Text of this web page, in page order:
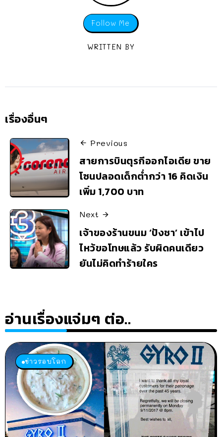
Follow Me
WRITTEN BY
เรื่องอื่นๆ
Previous
สายการบินตุรกีออกไอเดีย ขาย
โซนปลอดเด็กต่ำกว่า 16 คิดเงิน
เพิ่ม 1,700 บาท
Next
เจ้าของร้านขนม ‘ปังชา’ เข้าไป
ไหว้ขอโทษแล้ว รับผิดคนเดียว
ยันไม่คิดทำร้ายใคร
อ่านเรื่องแจ่มๆ ต่อ..
ข่าวรอบโลก